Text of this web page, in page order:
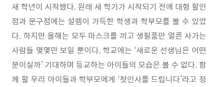
새 학년이 시작됐다. 원래 새 학기가 시작되기 전에 대형 할인
점과 문구점에는 설렘이 가득한 학생과 학부모를 볼 수 있었
다. 하지만 올해는 모두 마스크를 끼고 생필품만 얼른 사가는
사람들 몇몇만 보일 뿐이다. 학교에는 ‘새로운 선생님은 어떤
분이실까’ 기대하며 등교하는 아이들의 모습은 볼 수 없다. 함
께 할 우리 아이들과 학부모에게 ‘첫인사를 드립니다’라고 정